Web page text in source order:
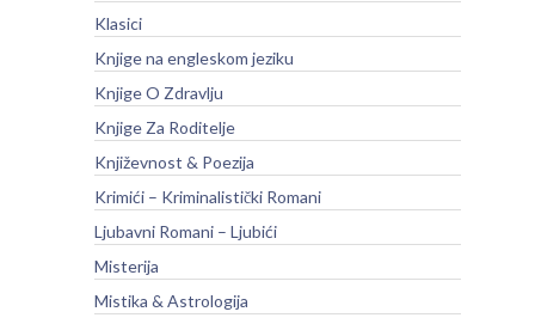
Klasici
Knjige na engleskom jeziku
Knjige O Zdravlju
Knjige Za Roditelje
Književnost & Poezija
Krimići – Kriminalistički Romani
Ljubavni Romani – Ljubići
Misterija
Mistika & Astrologija